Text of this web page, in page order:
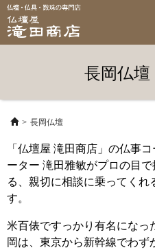
長岡仏壇
長岡仏壇
「仏壇屋 滝田商店」の仏事
ーター 滝田雅敏がプロの目で
る、親切に相談に乗ってくれ
す。
米百俵ですっかり有名になっ
岡は、東京から新幹線でわず